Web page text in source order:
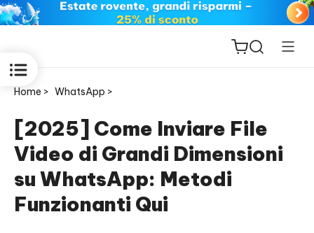
ReiBoot
for iOS
Home > WhatsApp >
[2025] Come Inviare File
Video di Grandi Dimensioni
su WhatsApp: Metodi
Funzionanti Qui